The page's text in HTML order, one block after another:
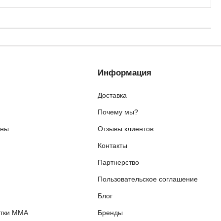
ММА
Информация
Доставка
Почему мы?
Отзывы клиентов
Контакты
Партнерство
Пользовательское соглашение
Блог
Бренды